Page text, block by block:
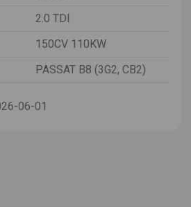
2.0 TDI
150CV 110KW
PASSAT B8 (3G2, CB2)
06-01